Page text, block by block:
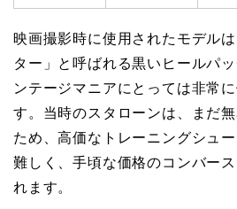
映画撮影時に使用されたモデル
ター」と呼ばれる黒いヒールパ
ンテージマニアにとっては非常
す。当時のスタローンは、まだ
ため、高価なトレーニングシュ
難しく、手頃な価格のコンバー
れます。